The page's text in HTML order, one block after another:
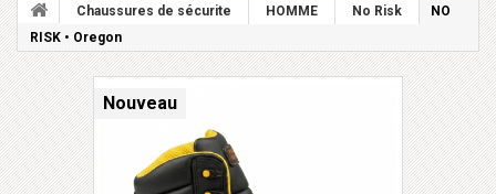
Chaussures de sécurite HOMME No Risk
NO
RISK • Oregon
Nouveau